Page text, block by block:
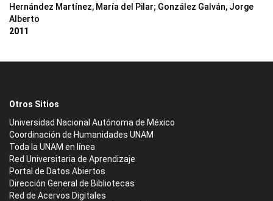
Hernández Martínez, María del Pilar; González Galván, Jorge
Alberto
2011
Otros Sitios
Universidad Nacional Autónoma de México
Coordinación de Humanidades UNAM
Toda la UNAM en línea
Red Universitaria de Aprendizaje
Portal de Datos Abiertos
Dirección General de Bibliotecas
Red de Acervos Digitales